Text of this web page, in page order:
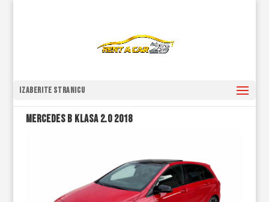
Izaberite stranicu
MERCEDES B KLASA 2.0 2018